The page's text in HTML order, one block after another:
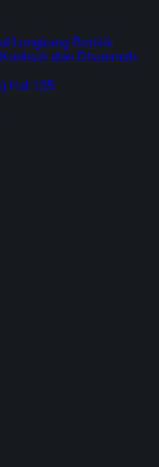
Lengkung Bertitik
dan Dhammah
Hal 105